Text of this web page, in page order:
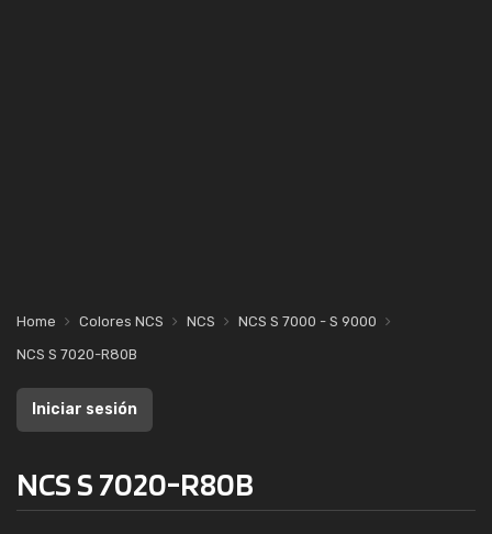
Home Colores NCS NCS
NCS S 7000 - S 9000
NCS S 7020-R80B
Iniciar sesión
NCS S 7020-R80B